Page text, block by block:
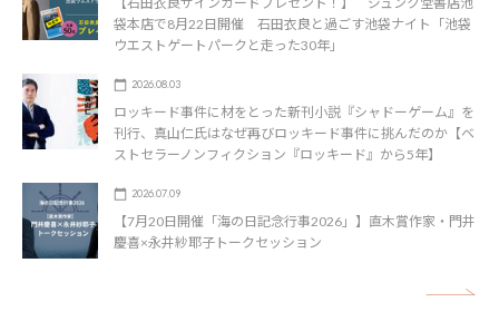
袋本店で8月22日開催 石田衣良と過ごす池袋ナイト「池袋
ウエストゲートパークと走った30年」
2026.08.03
ロッキード事件に材をとった新刊小説『シャドーゲーム』を
刊行、真山仁氏はなぜ再びロッキード事件に挑んだのか【ベ
ストセラーノンフィクション『ロッキード』から5年】
2026.07.09
【7月20日開催「海の日記念行事2026」】直木賞作家・門井
慶喜×永井紗耶子トークセッション